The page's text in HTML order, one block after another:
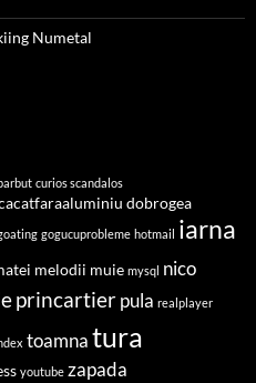
Numetal
curios scandalos
dobrogea
gogucuprobleme hotmail iarna
melodii muie mysql nico
princartierpula realplayer
toamnatura
youtube zapada